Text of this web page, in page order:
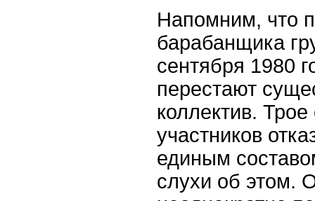
Напомним, что
барабанщика
сентября 1980
перестают
коллектив.
участников
единым
слухи об этом.